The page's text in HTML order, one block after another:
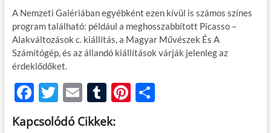
A Nemzeti Galériában egyébként ezen kívül is számos színes
program található: például a meghosszabbított Picasso –
Alakváltozások c. kiállítás, a Magyar Művészek És A
Számítógép, és az állandó kiállítások várják jelenleg az
érdeklődőket.
F
ac
T
w
E
m
T
u
Pi O
Kapcsolódó Cikkek: